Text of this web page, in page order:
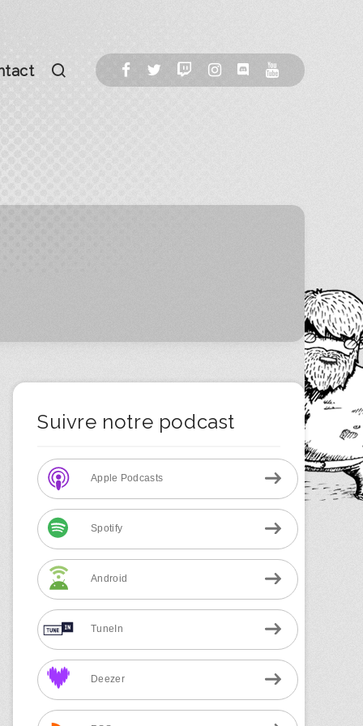
Suivre notre podcast
Apple Podcasts
Spotify
Android
TuneIn
Deezer